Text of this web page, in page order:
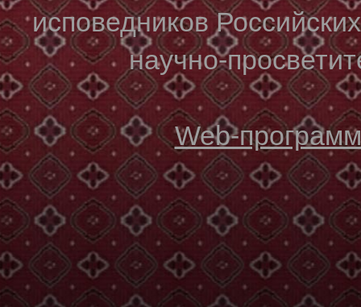
исповедников
научно-
Web-